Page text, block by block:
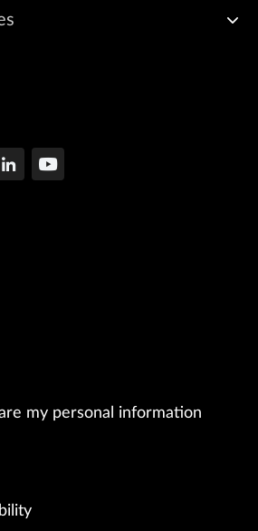
my personal information